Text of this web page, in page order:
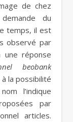
de chez
du
temps, il est
observé par
une réponse
beobank
la possibilité
l’indique
par
articles.